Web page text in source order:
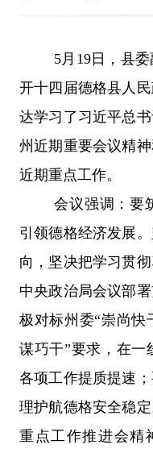
5月19日，县
开十四届德格县人
达学习了习近平总
州近期重要会议精
近期重点工作。
会议强调：要
引领德格经济发展
向，坚决把学习贯
中央政治局会议部
极对标州委“崇尚快
谋巧干”要求，在一
各项工作提质提速
理护航德格安全稳
重点工作推进会精